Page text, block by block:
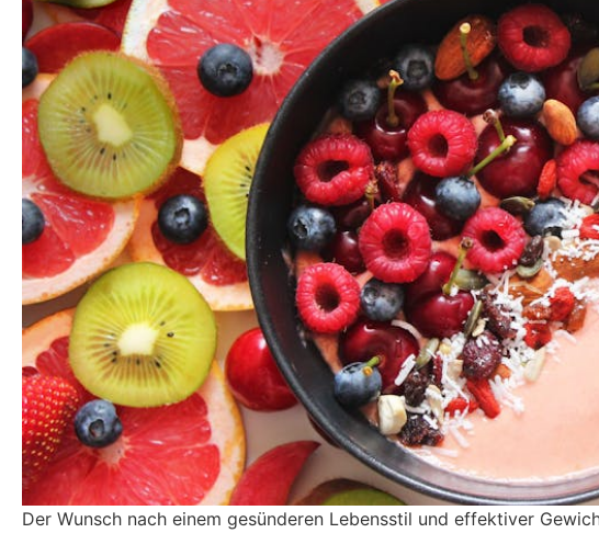
Der Wunsch nach einem gesünderen Lebensstil und effektiver